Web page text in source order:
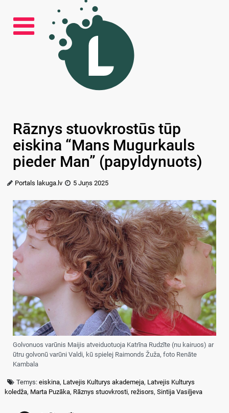
Rāznys stuovkrostūs tūp
eiskina “Mans Mugurkauls
pieder Man” (papyldynuots)
Portals lakuga.lv 5 Juņs 2025
Golvonuos varūnis Maijis atveiduotuoja Katrīna Rudzīte (nu kairuos) ar
ūtru golvonū varūni Valdi, kū spielej Raimonds Žuža, foto Renāte
Kambala
Temys:eiskina, Latvejis Kulturys akademeja, Latvejis Kulturys
koledža, Marta Puzāka, Rāznys stuovkrosti, režisors, Sintija Vasiļjeva